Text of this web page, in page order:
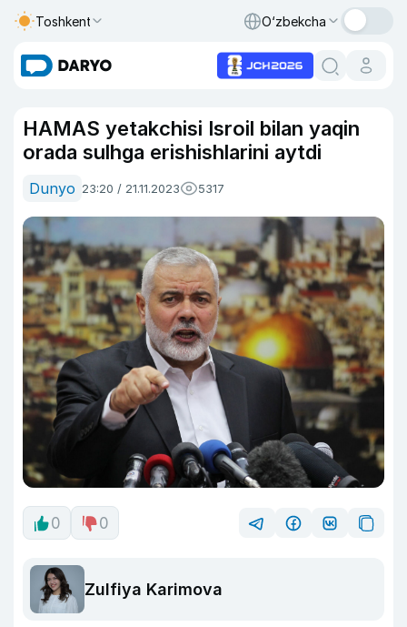
Toshkent O‘zbekcha
HAMAS yetakchisi Isroil bilan yaqin
orada sulhga erishishlarini aytdi
Dunyo 23:20 / 21.11.2023 5317
0 0
Zulfiya Karimova